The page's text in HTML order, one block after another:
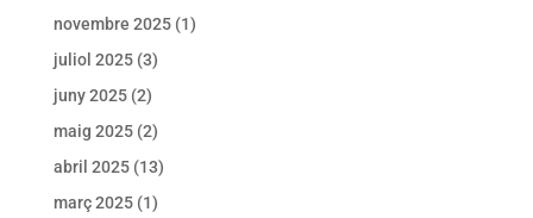
novembre 2025(1)
juliol 2025(3)
juny 2025(2)
maig 2025(2)
abril 2025(13)
març 2025(1)